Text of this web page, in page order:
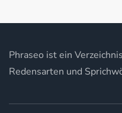
Phraseo ist ein
Redensarten und